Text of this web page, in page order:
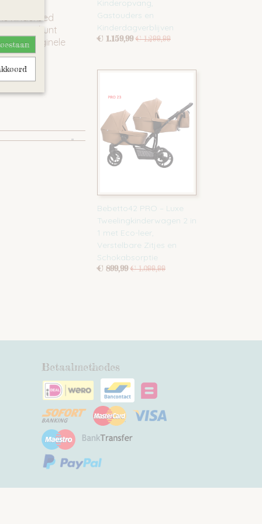
kinderbed
serie. U kunt
originele
Kinderopvang,
Gastouders en
Kinderdagverblijven
€ 1.159,99 € 1.299,99
Bebetto42 PRO – Luxe
Tweelingkinderwagen 2 in
1 met Eco-leer,
Verstelbare Zitjes en
Schokabsorptie
€ 899,99 € 1.099,99
Betaalmethodes